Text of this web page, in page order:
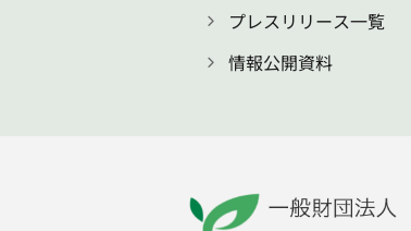
プレスリリース一覧
情報公開資料